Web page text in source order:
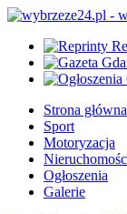
Strona główna
Sport
Motoryzacja
Ogłoszenia
Galerie